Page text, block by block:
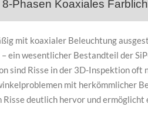
8-Phasen Koaxiales
mit koaxialer Beleuchtung
ein wesentlicher Bestandteil der
sind Risse in der 3D-Inspektion
mit herkömmlicher
deutlich hervor und ermöglicht